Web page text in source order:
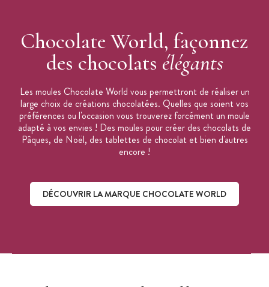
Chocolate World, façonnez
des chocolats élégants
Les moules Chocolate World vous permettront de réaliser un
large choix de créations chocolatées. Quelles que soient vos
préférences ou l'occasion vous trouverez forcément un moule
adapté à vos envies ! Des moules pour créer des chocolats de
Pâques, de Noël, des tablettes de chocolat et bien d'autres
encore !
DÉCOUVRIR LA MARQUE CHOCOLATE WORLD